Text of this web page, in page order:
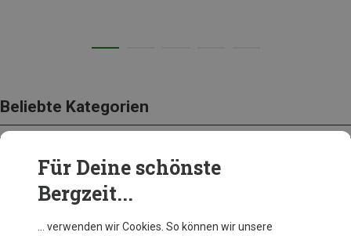
Beliebte Kategorien
BEKLEIDUNG
Für Deine schönste
Bergzeit...
… verwenden wir Cookies. So können wir unsere